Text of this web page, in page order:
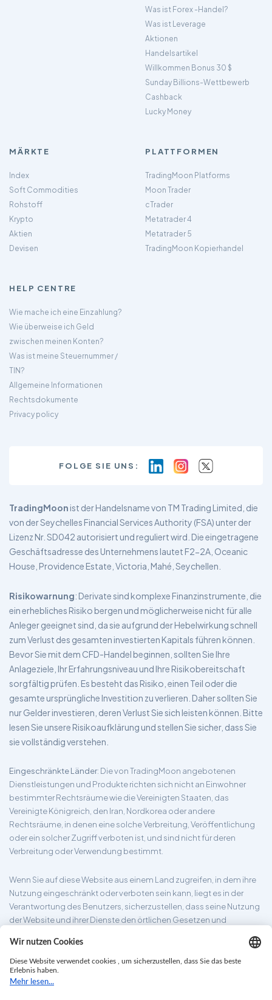
Was ist Forex -Handel?
Was ist Leverage
Aktionen
Handelsartikel
Willkommen Bonus 30 $
Sunday Billions-Wettbewerb
Cashback
Lucky Money
MÄRKTE
Index
Soft Commodities
Rohstoff
Krypto
Aktien
Devisen
PLATTFORMEN
TradingMoon Platforms
Moon Trader
cTrader
Metatrader 4
Metatrader 5
TradingMoon Kopierhandel
HELP CENTRE
Wie mache ich eine Einzahlung?
Wie überweise ich Geld
zwischen meinen Konten?
Was ist meine Steuernummer /
TIN?
Allgemeine Informationen
Rechtsdokumente
Privacy policy
FOLGE SIE UNS:
TradingMoon ist der Handelsname von TM Trading Limited, die
von der Seychelles Financial Services Authority (FSA) unter der
Lizenz Nr. SD042 autorisiert und reguliert wird. Die eingetragene
Geschäftsadresse des Unternehmens lautet F2-2A, Oceanic
House, Providence Estate, Victoria, Mahé, Seychellen.
Risikowarnung: Derivate sind komplexe Finanzinstrumente, die
ein erhebliches Risiko bergen und möglicherweise nicht für alle
Anleger geeignet sind, da sie aufgrund der Hebelwirkung schnell
zum Verlust des gesamten investierten Kapitals führen können.
Bevor Sie mit dem CFD-Handel beginnen, sollten Sie Ihre
Anlageziele, Ihr Erfahrungsniveau und Ihre Risikobereitschaft
sorgfältig prüfen. Es besteht das Risiko, einen Teil oder die
gesamte ursprüngliche Investition zu verlieren. Daher sollten Sie
nur Gelder investieren, deren Verlust Sie sich leisten können. Bitte
lesen Sie unsere Risikoaufklärung und stellen Sie sicher, dass Sie
sie vollständig verstehen.
Eingeschränkte Länder: Die von TradingMoon angebotenen
Dienstleistungen und Produkte richten sich nicht an Einwohner
bestimmter Rechtsräume wie die Vereinigten Staaten, das
Vereinigte Königreich, den Iran, Nordkorea oder andere
Rechtsräume, in denen eine solche Verbreitung, Veröffentlichung
oder ein solcher Zugriff verboten ist, und sind nicht für deren
Verbreitung oder Verwendung bestimmt.
Wenn Sie auf diese Website aus einem Land zugreifen, in dem ihre
Nutzung eingeschränkt oder verboten sein kann, liegt es in der
Verantwortung des Benutzers, sicherzustellen, dass seine Nutzung
der Website und ihrer Dienste den örtlichen Gesetzen und
seiner Website bereitgestellten Informationen für alle
Rechtsgebiete geeignet sind.